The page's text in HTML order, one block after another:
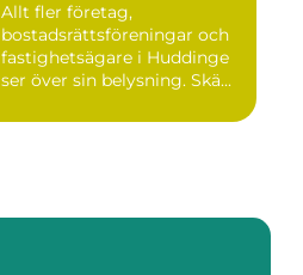
Allt fler företag,
bostadsrättsföreningar och
fastighetsägare i Huddinge
ser över sin belysning. Skä...